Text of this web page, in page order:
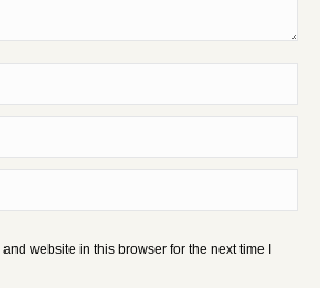
website in this browser for the next time I